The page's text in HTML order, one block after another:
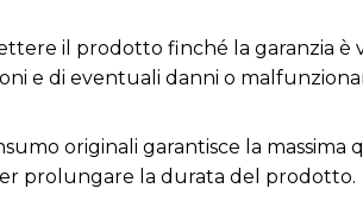
il prodotto finché la garanzia è
e di eventuali danni o
originali garantisce la massima
prolungare la durata del prodotto.